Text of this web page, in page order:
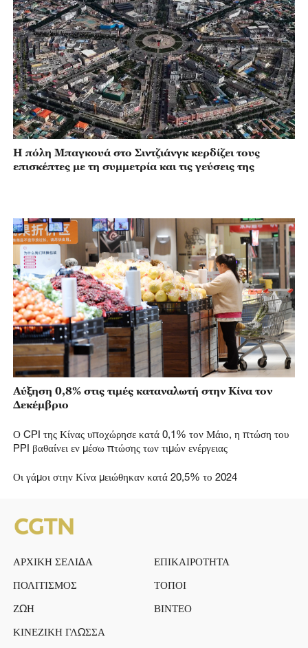
Η πόλη Μπαγκουά στο Σιντζιάνγκ κερδίζει τους
επισκέπτες με τη συμμετρία και τις γεύσεις της
Αύξηση 0,8% στις τιμές καταναλωτή στην Κίνα τον
Δεκέμβριο
Ο CPI της Κίνας υποχώρησε κατά 0,1% τον Μάιο, η πτώση του
PPI βαθαίνει εν μέσω πτώσης των τιμών ενέργειας
Οι γάμοι στην Κίνα μειώθηκαν κατά 20,5% το 2024
ΑΡΧΙΚΗ ΣΕΛΙΔΑ
ΕΠΙΚΑΙΡΟΤΗΤΑ
ΠΟΛΙΤΙΣΜΟΣ
ΤΟΠΟΙ
ΖΩΗ
ΒΙΝΤΕΟ
ΚΙΝΕΖΙΚΗ ΓΛΩΣΣΑ